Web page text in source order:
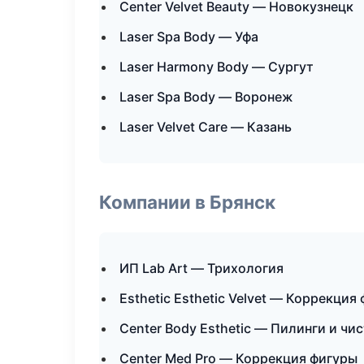
Center Velvet Beauty — Новокузнецк
Laser Spa Body — Уфа
Laser Harmony Body — Сургут
Laser Spa Body — Воронеж
Laser Velvet Care — Казань
Компании в Брянск
ИП Lab Art — Трихология
Esthetic Esthetic Velvet — Коррекция
Center Body Esthetic — Пилинги и
Center Med Pro — Коррекция фигуры